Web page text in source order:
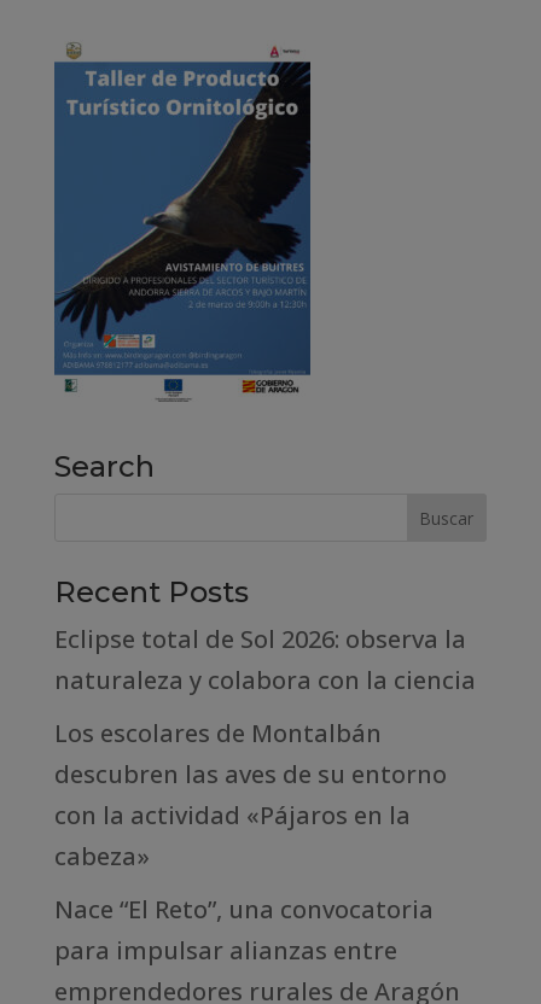
Search
Recent Posts
Eclipse total de Sol 2026: observa la
naturaleza y colabora con la ciencia
Los escolares de Montalbán
descubren las aves de su entorno
con la actividad «Pájaros en la
cabeza»
Nace “El Reto”, una convocatoria
para impulsar alianzas entre
emprendedores rurales de Aragón